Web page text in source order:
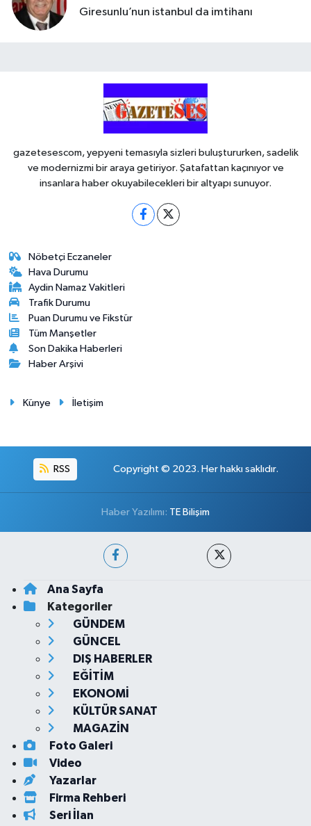
Giresunlu’nun istanbul da imtihanı
gazetesescom, yepyeni temasıyla sizleri buluştururken, sadelik
ve modernizmi bir araya getiriyor. Şatafattan kaçınıyor ve
insanlara haber okuyabilecekleri bir altyapı sunuyor.
Nöbetçi Eczaneler
Hava Durumu
Aydin Namaz Vakitleri
Trafik Durumu
Puan Durumu ve Fikstür
Tüm Manşetler
Son Dakika Haberleri
Haber Arşivi
Künye İletişim
RSS Copyright © 2023. Her hakkı saklıdır.
Haber Yazılımı: TE Bilişim
Ana Sayfa
Kategoriler
GÜNDEM
GÜNCEL
DIŞ HABERLER
EĞİTİM
EKONOMİ
KÜLTÜR SANAT
MAGAZİN
Foto Galeri
Video
Yazarlar
Firma Rehberi
Seri İlan